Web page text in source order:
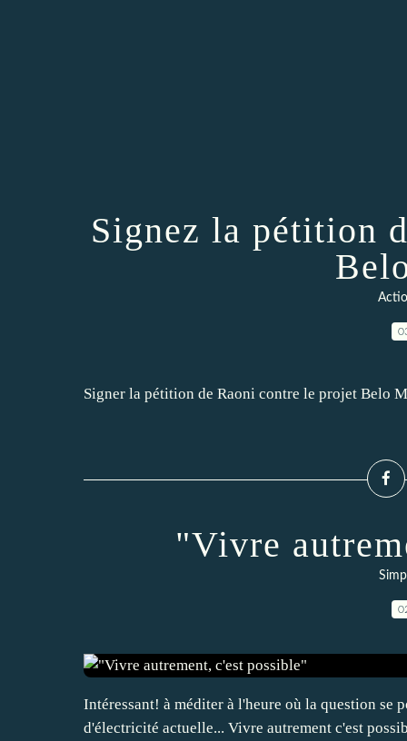
Signez la pétition
Signer la pétition de Raoni contre le projet Belo
"Vivre
Intéressant! à méditer à l'heure où la question se
d'électricité actuelle... Vivre autrement c'est